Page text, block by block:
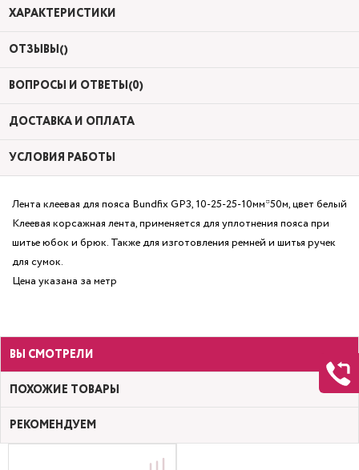
ХАРАКТЕРИСТИКИ
ОТЗЫВЫ()
ВОПРОСЫ И ОТВЕТЫ(0)
ДОСТАВКА И ОПЛАТА
УСЛОВИЯ РАБОТЫ
Лента клеевая для пояса Bundfix GP3, 10-25-25-10мм*50м, цвет белый
Клеевая корсажная лента, применяется для уплотнения пояса при
шитье юбок и брюк. Также для изготовления ремней и шитья ручек
для сумок.
Цена указана за метр
ВЫ СМОТРЕЛИ
ПОХОЖИЕ ТОВАРЫ
РЕКОМЕНДУЕМ